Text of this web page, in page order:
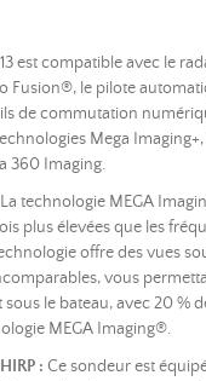
est compatible avec le
Fusion®, le pilote
de commutation
Mega
360 Imaging.
technologie MEGA
plus élevées que les
offre des vues
vous
le bateau, avec 20 %
MEGA Imaging®.
: Ce sondeur est